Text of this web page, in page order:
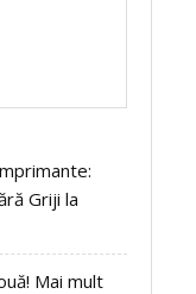
Griji la
Mai mult